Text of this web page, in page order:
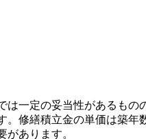
一定の妥当性があるも
。修繕積立金の単価は築
あります。